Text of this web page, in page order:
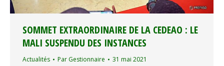
SOMMET EXTRAORDINAIRE DE LA CEDEAO : LE
MALI SUSPENDU DES INSTANCES
Actualités Par Gestionnaire 31 mai 2021